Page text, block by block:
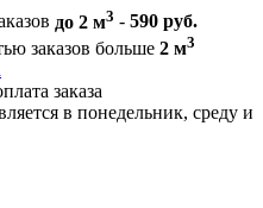
до 2 м3 - 590 руб.
заказов больше 2 м3
заказа
в понедельник, среду и